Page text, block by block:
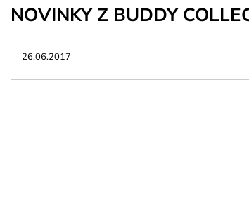
NOVINKY Z BUDDY
26.06.2017